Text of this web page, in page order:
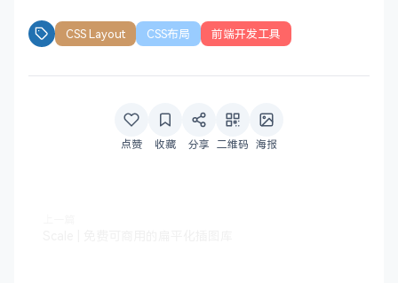
CSS Layout CSS布局 前端开发工具
点赞 收藏 分享 二维码 海报